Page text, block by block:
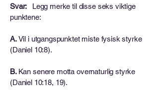
Svar:
Legg merke til disse seks viktige
punktene:
A.Vil i utgangspunktet miste fysisk styrke
(Daniel 10:8).
B. Kan senere motta overnaturlig styrke
(Daniel 10:18, 19).